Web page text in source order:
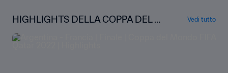
HIGHLIGHTS DELLA COPPA DEL M
ONDO
Vedi tutto